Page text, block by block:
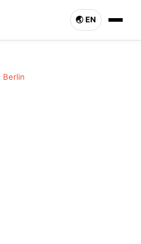
🌏︎ EN
Berlin